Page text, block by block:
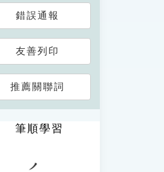
錯誤通報
友善列印
推薦關聯詞
筆順學習